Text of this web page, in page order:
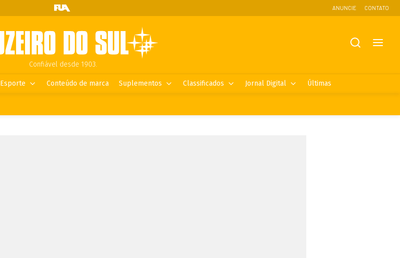
ANUNCIE CONTATO
Confiável desde 1903.
Esporte Conteúdo de marca Suplementos Classificados Jornal Digital Últimas